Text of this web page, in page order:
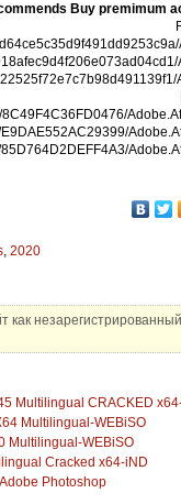
Buy premimum
, 2020
Multilingual CRACKED
Multilingual-WEBiSO
Multilingual-WEBiSO
Cracked x64-iND
Photoshop